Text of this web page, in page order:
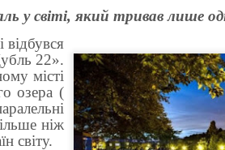
у світі, який тривав лише
22».
місті
озера (
ніж
світу.